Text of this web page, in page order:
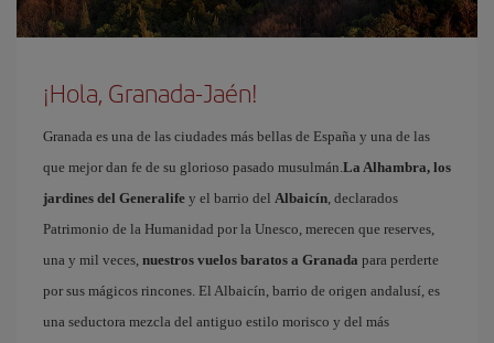
¡Hola, Granada-Jaén!
Granada es una de las ciudades más bellas de España y una de las
que mejor dan fe de su glorioso pasado musulmán.La Alhambra, los
jardines del Generalife y el barrio del Albaicín, declarados
Patrimonio de la Humanidad por la Unesco, merecen que reserves,
una y mil veces, nuestros vuelos baratos a Granada para perderte
por sus mágicos rincones. El Albaicín, barrio de origen andalusí, es
una seductora mezcla del antiguo estilo morisco y del más